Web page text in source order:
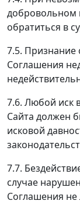
добровольном
обратиться в
7.5. Признание
Соглашения
7.6. Любой иск
Сайта должен
исковой
7.7.
случае
Соглашения